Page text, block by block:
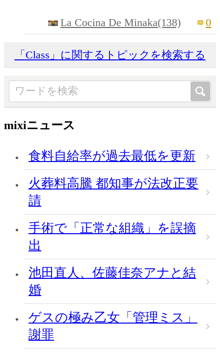
La Cocina De Minaka(138) 0
「Class」に関するトピックを検索する
mixiニュース
食料自給率が過去最低を更新
火葬料高騰 都知事が法改正要
請
手術で「正常な組織」を誤摘
出
池田直人、佐藤佳奈アナと結
婚
ゲスの極み乙女「管理ミス」
謝罪